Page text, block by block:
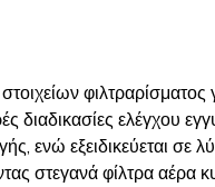
φιλτραρίσματος
ελέγχου
ενώ εξειδικεύεται
στεγανά φίλτρα αέρα